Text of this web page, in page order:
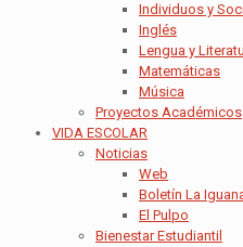
Individuos y
Inglés
Lengua y
Matemáticas
Música
Proyectos Académicos
VIDA ESCOLAR
Noticias
Web
Boletín La
El Pulpo
Bienestar Estudiantil